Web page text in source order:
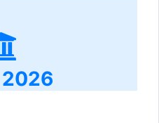
2026